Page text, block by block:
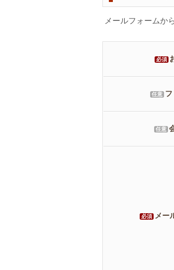
メールフォームか
必須
任意
任意
必須 メー